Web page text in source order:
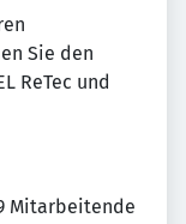
Sie den
ReTec und
Mitarbeitende